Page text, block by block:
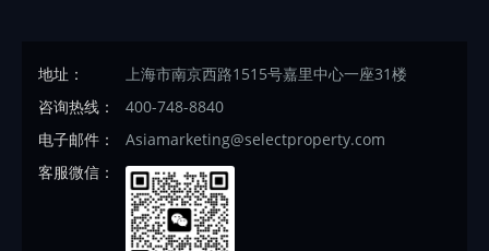
地址：
上海市南京西路1515号嘉里中心一座31楼
咨询热线：
400-748-8840
电子邮件：
Asiamarketing@selectproperty.com
客服微信：